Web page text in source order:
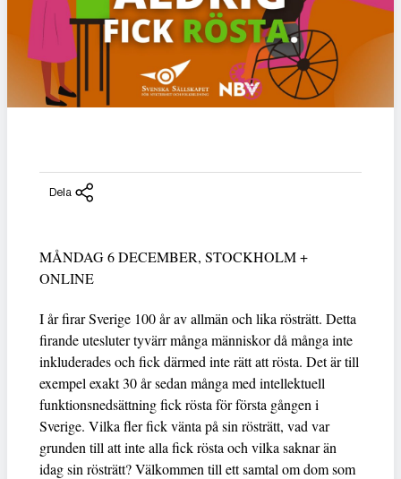
Dela
MÅNDAG 6 DECEMBER, STOCKHOLM +
ONLINE
I år firar Sverige 100 år av allmän och lika rösträtt. Detta
firande utesluter tyvärr många människor då många inte
inkluderades och fick därmed inte rätt att rösta. Det är till
exempel exakt 30 år sedan många med intellektuell
funktionsnedsättning fick rösta för första gången i
Sverige. Vilka fler fick vänta på sin rösträtt, vad var
grunden till att inte alla fick rösta och vilka saknar än
idag sin rösträtt? Välkommen till ett samtal om dom som